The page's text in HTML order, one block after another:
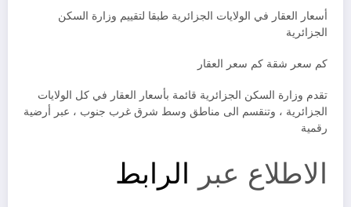
أسعار العقار في الولايات الجزائرية طبقا لتقييم وزارة السكن
الجزائرية
كم سعر شقة كم سعر العقار
تقدم وزارة السكن الجزائرية قائمة بأسعار العقار في كل الولايات
الجزائرية ، وتنقسم الى مناطق وسط شرق غرب جنوب ، عبر أرضية
رقمية
الاطلاع عبر الرابط